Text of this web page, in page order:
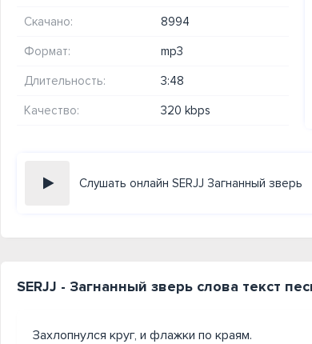
Скачано: 8994
Формат: mp3
Длительность: 3:48
Качество: 320 kbps
Слушать онлайн SERJJ Загнанный зверь
SERJJ - Загнанный зверь слова текст
Захлопнулся круг, и флажки по краям.